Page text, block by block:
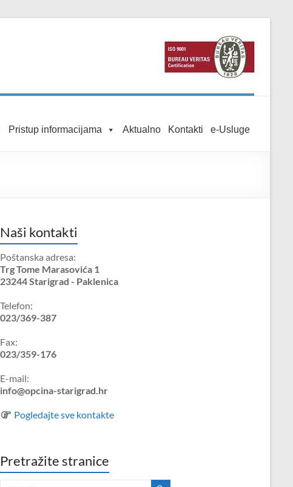
Pristup informacijama Aktualno Kontakti e-Usluge
Naši kontakti
Poštanska adresa:
Trg Tome Marasovića 1
23244 Starigrad - Paklenica
Telefon:
023/369-387
Fax:
023/359-176
E-mail:
info@opcina-starigrad.hr
Pogledajte sve kontakte
Pretražite stranice